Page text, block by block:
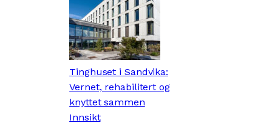
Tinghuset i Sandvika:
Vernet, rehabilitert og
knyttet sammen
Innsikt